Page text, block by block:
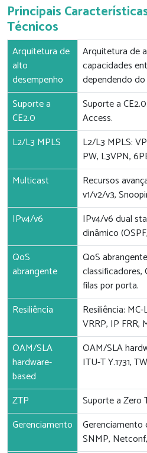
Principais
Técnicos
Arquitetura de
alto
desempenho
Arquitetura de
capacidades
dependendo
Suporte a
CE2.0
Suporte a
Access.
L2/L3 MPLS
L2/L3 MPLS:
PW, L3VPN,
Multicast
Recursos
v1/v2/v3,
IPv4/v6
IPv4/v6 dual
dinâmico
QoS
abrangente
QoS
classificadores,
filas por porta.
Resiliência
Resiliência:
VRRP, IP FRR,
OAM/SLA
hardware-
based
OAM/SLA
ITU-T Y.1731,
ZTP
Suporte a Zero
Gerenciamento
Gerenciamento
SNMP,